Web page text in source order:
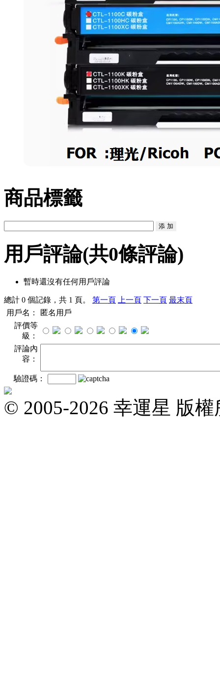
商品標籤
用戶評論(共0條評論)
暫時還沒有任何用戶評論
總計 0 個記錄，共 1 頁。 第一頁 上一頁 下一頁 最末頁
用戶名：
匿名用戶
評價等
級：
評論內
容：
驗證碼：
© 2005-2026 幸運星 版